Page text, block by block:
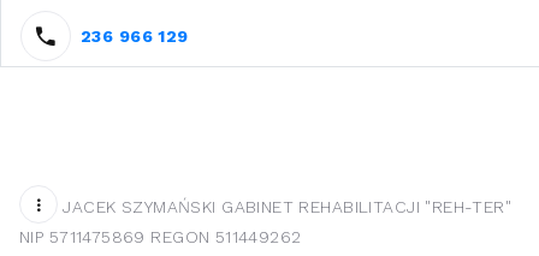
236 966 129
JACEK SZYMAŃSKI GABINET REHABILITACJI "REH-TER"
NIP 5711475869 REGON 511449262